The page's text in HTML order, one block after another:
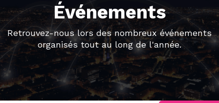
Événements
Retrouvez-nous lors des nombreux événements
organisés tout au long de l'année.